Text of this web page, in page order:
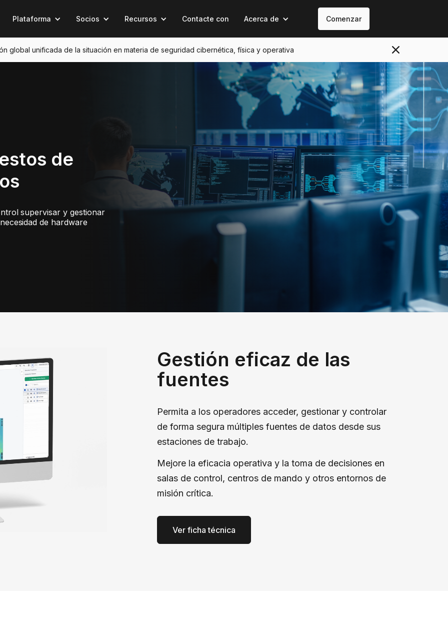
Plataforma Socios Recursos Contacte con Acerca de Comenzar
global unificada de la situación en materia de seguridad cibernética, física y operativa
de
supervisar y gestionar
de hardware
Gestión eficaz de las
fuentes
Permita a los operadores acceder, gestionar y controlar
de forma segura múltiples fuentes de datos desde sus
estaciones de trabajo.
Mejore la eficacia operativa y la toma de decisiones en
salas de control, centros de mando y otros entornos de
misión crítica.
Ver ficha técnica